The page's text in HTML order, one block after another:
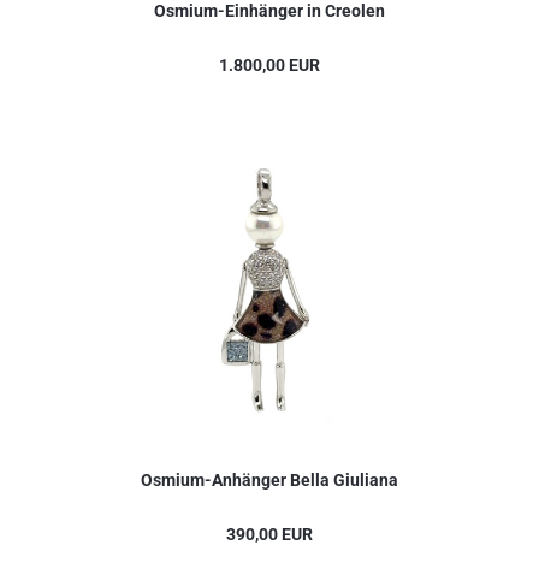
Osmium-Einhänger in Creolen
1.800,00 EUR
Osmium-Anhänger Bella Giuliana
390,00 EUR